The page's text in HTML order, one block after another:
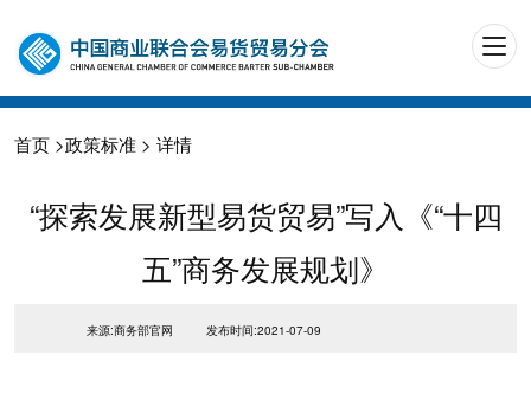
首页 >政策标准 > 详情
“探索发展新型易货贸易”写入《“十四
五”商务发展规划》
来源:商务部官网 发布时间:2021-07-09